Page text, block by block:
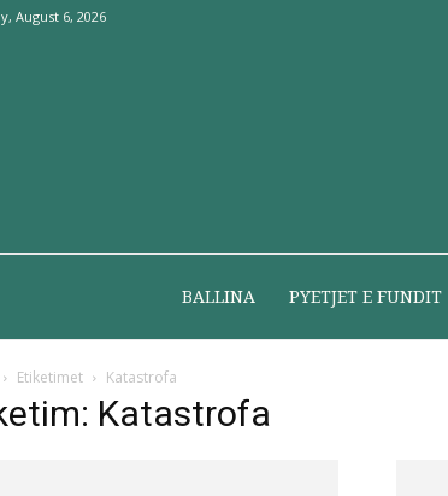
August 6, 2026
BALLINA PYETJET E FUNDIT
Etiketimet Katastrofa
Katastrofa